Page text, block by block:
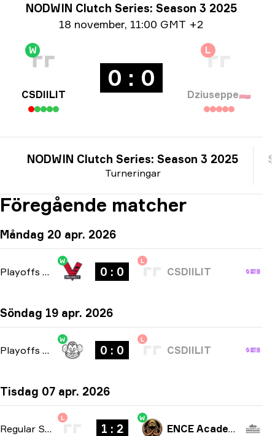
Turneringsinfo
NODWIN Clutch Series: Season 3 2025
18 november, 11:00 GMT +2
W
CSDIILIT
0 : 0
L
Dziuseppe🇵🇱
Turneringar
NODWIN Clutch Series: Season 3 2025
Föregående matcher
Måndag 20 apr. 2026
Playoffs bo3
W
0 : 0
L
CSDIILIT
Söndag 19 apr. 2026
Playoffs bo3
W
0 : 0
L
CSDIILIT
Tisdag 07 apr. 2026
Regular Season
L
1 : 2
W
ENCE Academy